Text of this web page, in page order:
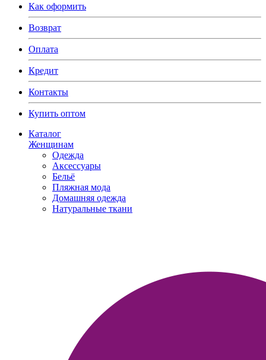
Как оформить
Возврат
Оплата
Кредит
Контакты
Купить оптом
Каталог
Женщинам
Одежда
Аксессуары
Бельё
Пляжная мода
Домашняя одежда
Натуральные ткани